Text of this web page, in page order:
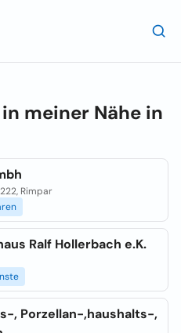
meiner Nähe in
Rimpar
Ralf Hollerbach e.K.
, Porzellan-,haushalts-,